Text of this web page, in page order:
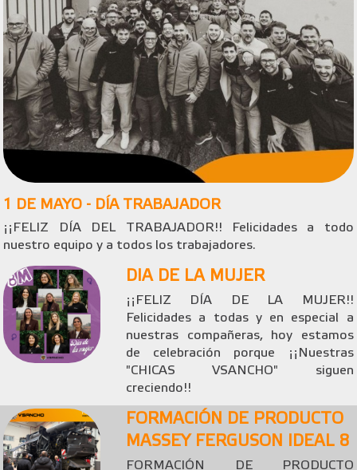
1 DE MAYO - DÍA TRABAJADOR
¡¡FELIZ DÍA DEL TRABAJADOR!! Felicidades a todo
nuestro equipo y a todos los trabajadores.
DIA DE LA MUJER
¡¡FELIZ DÍA DE LA MUJER!!
Felicidades a todas y en especial a
nuestras compañeras, hoy estamos
de celebración porque ¡¡Nuestras
"CHICAS VSANCHO" siguen
creciendo!!
FORMACIÓN DE PRODUCTO
MASSEY FERGUSON IDEAL 8
FORMACIÓN DE PRODUCTO